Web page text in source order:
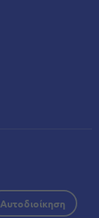
Αυτοδιοίκηση